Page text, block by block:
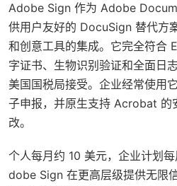
Adobe Sign 作为 Adobe
供用户友好的 DocuSign 替代方
和创意工具的集成。它完全符合
字证书、生物识别验证和全面日
美国国税局接受。企业经常使用
子申报，并原生支持 Acrobat 的
改。
个人每月约 10 美元，企业计划
dobe Sign 在更高层级提供无限